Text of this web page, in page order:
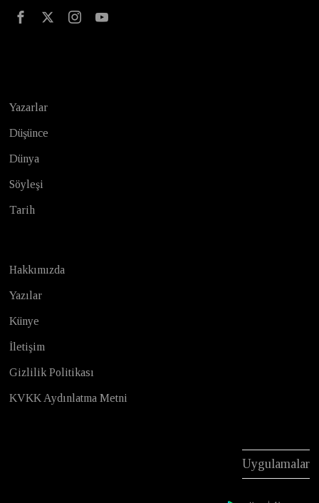
Yazarlar
Düşünce
Dünya
Söyleşi
Tarih
Hakkımızda
Yazılar
Künye
İletişim
Gizlilik Politikası
KVKK Aydınlatma Metni
Uygulamalar